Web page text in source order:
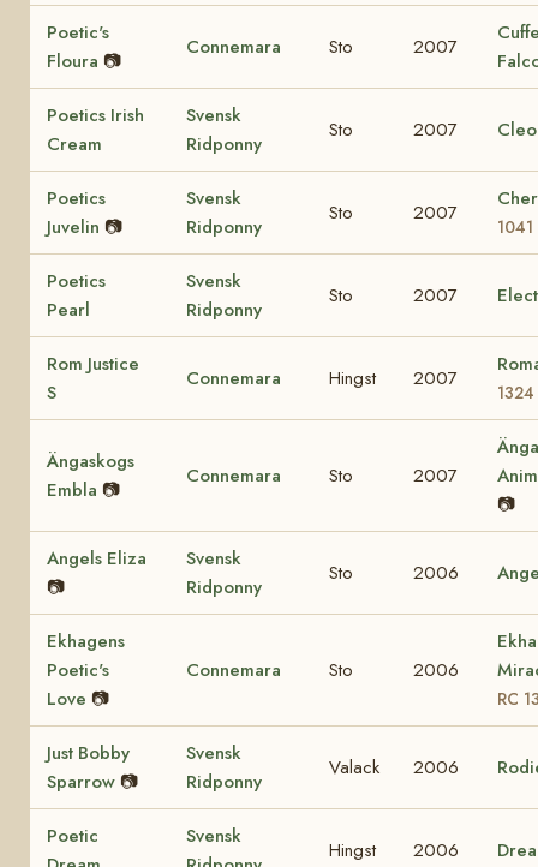
Poetic's
Floura 📷
Connemara Sto 2007
Poetics Irish
Cream
Svensk
Ridponny
Sto 2007
Poetics
Juvelin 📷
Svensk
Ridponny
Sto 2007
1041
Poetics
Pearl
Svensk
Ridponny
Sto 2007
Rom Justice
S
Connemara Hingst 2007
1324
Ängaskogs
Embla 📷
Connemara Sto 2007
📷
Angels Eliza
📷
Svensk
Ridponny
Sto 2006
Ekhagens
Poetic's
Love 📷
Connemara Sto 2006
RC
Just Bobby
Sparrow 📷
Svensk
Ridponny
Valack 2006
Poetic
Svensk
Hingst 2006